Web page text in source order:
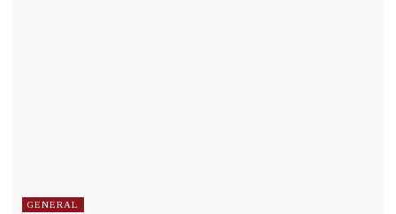
GENERAL